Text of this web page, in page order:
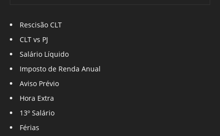
Rescisão CLT
CLT vs PJ
Salário Líquido
Imposto de Renda Anual
Aviso Prévio
Hora Extra
13º Salário
Férias